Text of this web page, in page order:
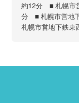
約12分 ■ 札幌市
分 ■ 札幌市営地
札幌市営地下鉄東